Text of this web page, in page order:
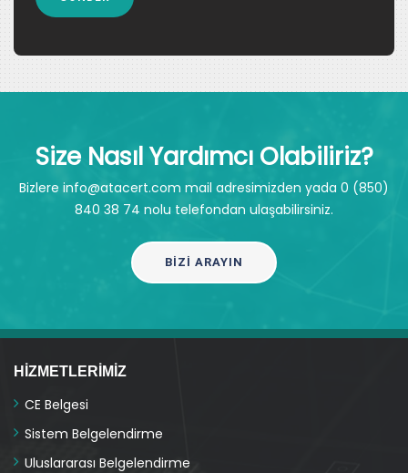
Size Nasıl Yardımcı Olabiliriz?
Bizlere info@atacert.com mail adresimizden yada 0 (850)
840 38 74 nolu telefondan ulaşabilirsiniz.
BIZI ARAYIN
HIZMETLERIMIZ
CE Belgesi
Sistem Belgelendirme
Uluslararası Belgelendirme